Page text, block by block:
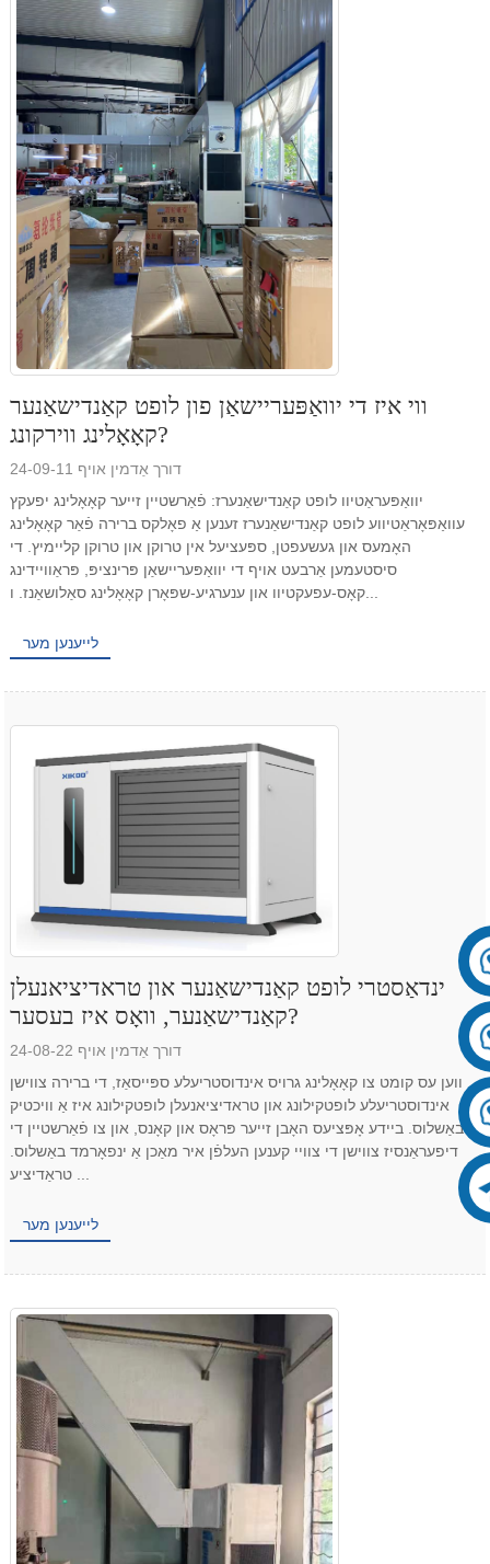
ווי איז די יוואַפּעריישאַן פון לופט קאַנדישאַנער
קאָאָלינג ווירקונג?
דורך אַדמין אויף 24-09-11
יוואַפּעראַטיוו לופט קאַנדישאַנערז: פֿאַרשטיין זייער קאָאָלינג יפעקץ
עוואַפּאָראַטיווע לופט קאַנדישאַנערז זענען אַ פאָלקס ברירה פֿאַר קאָאָלינג
האָמעס און געשעפטן, ספּעציעל אין טרוקן און טרוקן קליימיץ. די
סיסטעמען אַרבעט אויף די יוואַפּעריישאַן פּרינציפּ, פּראַוויידינג
לייענען מער
ינדאַסטרי לופט קאַנדישאַנער און טראדיציאנעלן
קאַנדישאַנער, וואָס איז בעסער?
דורך אַדמין אויף 24-08-22
ווען עס קומט צו קאָאָלינג גרויס אינדוסטריעלע ספּייסאַז, די ברירה צווישן
אינדוסטריעלע לופטקילונג און טראדיציאנעלן לופטקילונג איז אַ וויכטיק
באַשלוס. ביידע אָפּציעס האָבן זייער פּראָס און קאָנס, און צו פֿאַרשטיין די
דיפעראַנסיז צווישן די צוויי קענען העלפֿן איר מאַכן אַ ינפאָרמד באַשלוס.
לייענען מער